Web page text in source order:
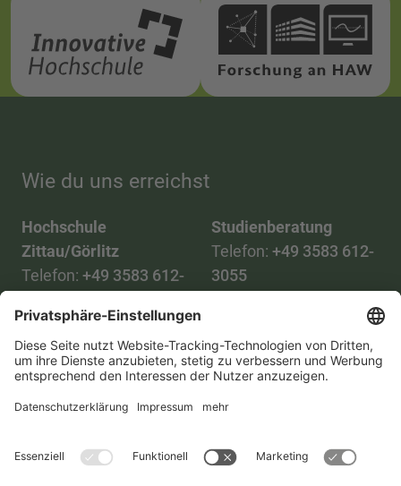
Wie du uns erreichst
Hochschule
Zittau/Görlitz
Telefon: +49 3583 612-
Mail:info(at)hszg.de
Studienberatung
Telefon: +49 3583 612-
3055
Mail:
stud.info(at)hszg.de
TransparenzgesetzKontakt Lageplan